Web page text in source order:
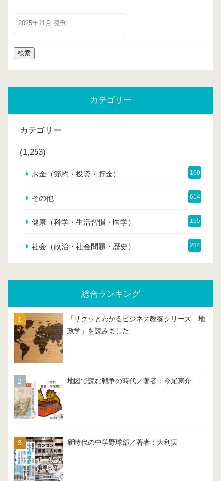
カテゴリー
カテゴリー
(1,253)
お金（節約・投資・貯金） 160
その他 614
健康（科学・生活習慣・医学） 195
社会（政治・社会問題・歴史） 284
総合ランキング
「サクッとわかるビジネス教養シリーズ 地
政学」を読みました
地図で読む戦争の時代／著者：今尾恵介
新時代の中学野球部／著者：大利実